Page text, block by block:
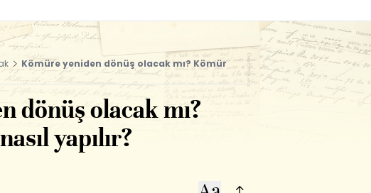
Kömüre yeniden dönüş olacak mı? Kömür
dönüş olacak mı?
yapılır?